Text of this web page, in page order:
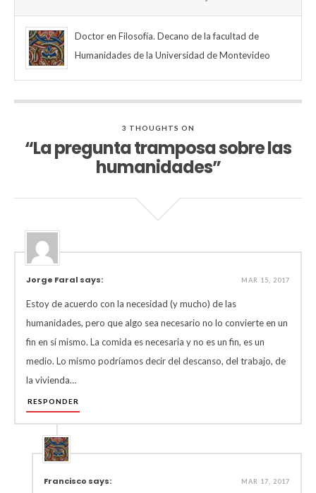
Doctor en Filosofía. Decano de la facultad de
Humanidades de la Universidad de Montevideo
3 THOUGHTS ON
“La pregunta tramposa sobre las
humanidades”
Jorge Faral says: MAR 15, 2017
Estoy de acuerdo con la necesidad (y mucho) de las
humanidades, pero que algo sea necesario no lo convierte en un
fin en sí mismo. La comida es necesaria y no es un fin, es un
medio. Lo mismo podríamos decir del descanso, del trabajo, de
la vivienda…
RESPONDER
Francisco says: MAR 17, 2017